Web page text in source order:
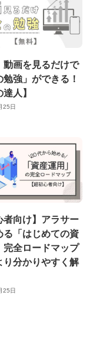
動画を見るだけで
勉強」ができる！
達人】
25日
者向け】アラサー
る「はじめての資
完全ロードマップ
り分かりやすく解
25日